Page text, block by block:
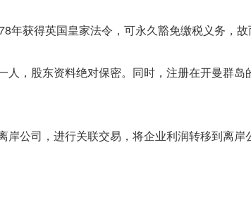
获得英国皇家法令，可永久豁免缴税义务，故
，股东资料绝对保密。同时，注册在开曼群
公司，进行关联交易，将企业利润转移到离岸